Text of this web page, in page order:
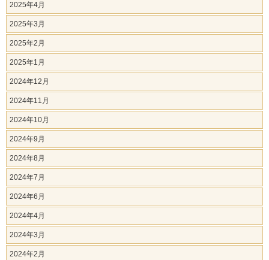
2025年4月
2025年3月
2025年2月
2025年1月
2024年12月
2024年11月
2024年10月
2024年9月
2024年8月
2024年7月
2024年6月
2024年4月
2024年3月
2024年2月